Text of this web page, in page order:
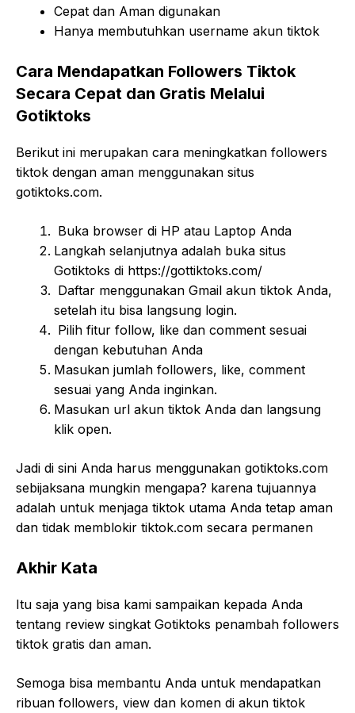
Cepat dan Aman digunakan
Hanya membutuhkan username akun tiktok
Cara Mendapatkan Followers Tiktok
Secara Cepat dan Gratis Melalui
Gotiktoks
Berikut ini merupakan cara meningkatkan followers
tiktok dengan aman menggunakan situs
gotiktoks.com.
Buka browser di HP atau Laptop Anda
Langkah selanjutnya adalah buka situs
Gotiktoks di https://gottiktoks.com/
Daftar menggunakan Gmail akun tiktok Anda,
setelah itu bisa langsung login.
Pilih fitur follow, like dan comment sesuai
dengan kebutuhan Anda
Masukan jumlah followers, like, comment
sesuai yang Anda inginkan.
Masukan url akun tiktok Anda dan langsung
klik open.
Jadi di sini Anda harus menggunakan gotiktoks.com
sebijaksana mungkin mengapa? karena tujuannya
adalah untuk menjaga tiktok utama Anda tetap aman
dan tidak memblokir tiktok.com secara permanen
Akhir Kata
Itu saja yang bisa kami sampaikan kepada Anda
tentang review singkat Gotiktoks penambah followers
tiktok gratis dan aman.
Semoga bisa membantu Anda untuk mendapatkan
ribuan followers, view dan komen di akun tiktok